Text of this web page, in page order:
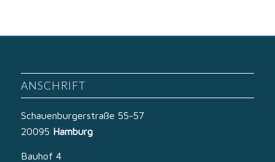
ANSCHRIFT
Schauenburgerstraße 55-57
20095 Hamburg
Bauhof 4